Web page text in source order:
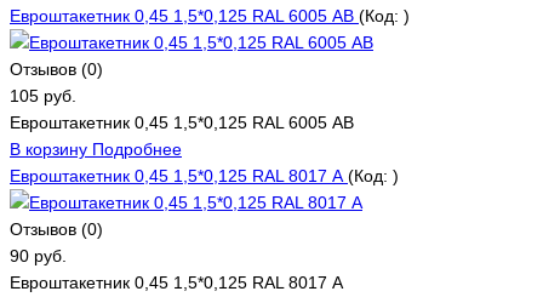
Евроштакетник 0,45 1,5*0,125 RAL 6005 АВ (Код: )
Отзывов (0)
105 руб.
Евроштакетник 0,45 1,5*0,125 RAL 6005 АВ
В корзину Подробнее
Евроштакетник 0,45 1,5*0,125 RAL 8017 А (Код: )
Отзывов (0)
90 руб.
Евроштакетник 0,45 1,5*0,125 RAL 8017 А